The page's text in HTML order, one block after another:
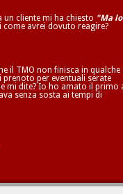
cliente mi ha chiesto "Ma lo
avrei dovuto reagire?
il TMO non finisca in qualche
per eventuali serate
mi dite? Io ho amato il primo
senza sosta ai tempi di